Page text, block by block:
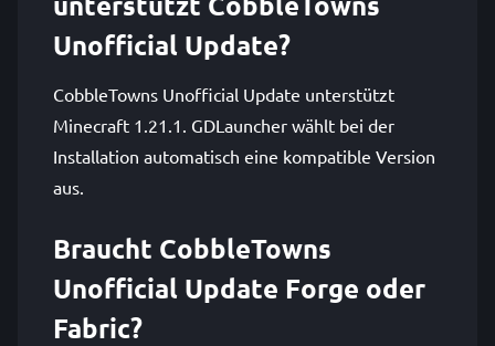
Unofficial Update?
CobbleTowns Unofficial Update unterstützt
Minecraft 1.21.1. GDLauncher wählt bei der
Installation automatisch eine kompatible Version
aus.
Braucht CobbleTowns
Unofficial Update Forge oder
Fabric?